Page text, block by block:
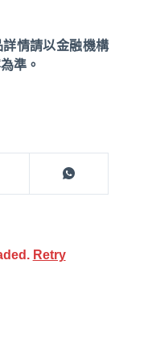
情請以金融機構
準。
Retry